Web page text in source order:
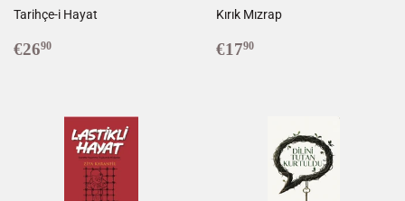
Tarihçe-i Hayat
Prix
€2690
Kırık Mızrap
Prix
€1790